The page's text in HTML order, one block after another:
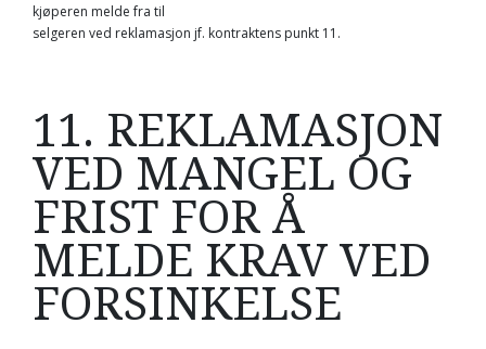
kjøperen melde fra til
selgeren ved reklamasjon jf. kontraktens punkt 11.
11. REKLAMASJON
VED MANGEL OG
FRIST FOR Å
MELDE KRAV VED
FORSINKELSE